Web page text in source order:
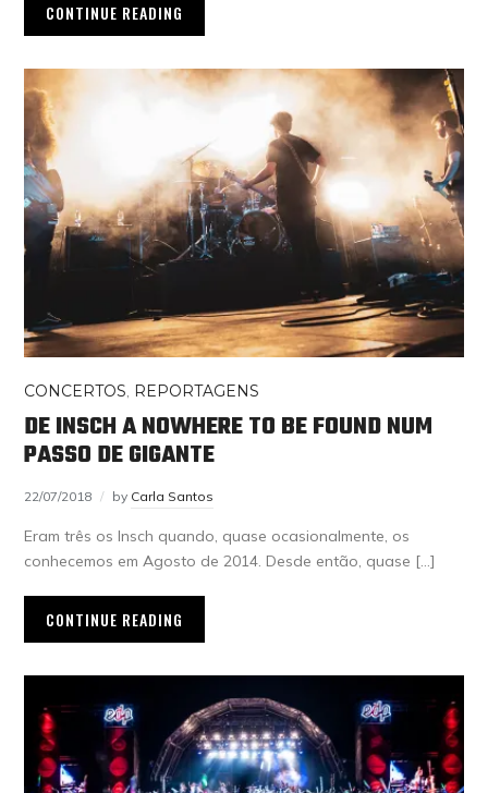
CONTINUE READING
CONCERTOS, REPORTAGENS
DE INSCH A NOWHERE TO BE FOUND NUM
PASSO DE GIGANTE
22/07/2018 by Carla Santos
Eram três os Insch quando, quase ocasionalmente, os
conhecemos em Agosto de 2014. Desde então, quase […]
CONTINUE READING